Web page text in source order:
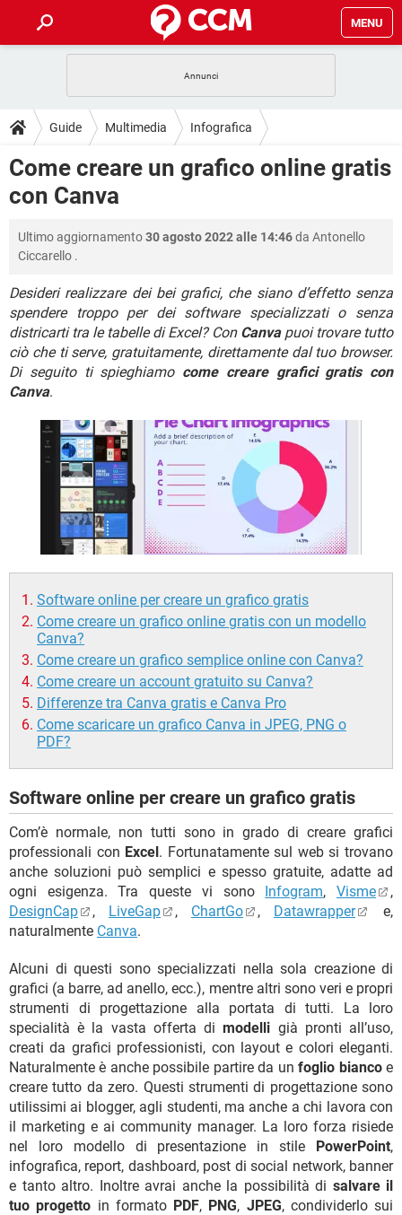
MENU
INTRATTENIMENTO ANDROID
iOS WINDOWS 10
INSTAGRAM
HARDWARE
GUIDE
COVID-19
INTRATTENIMENTO ANDROID
INSTAGRAM WHATSAPP
HARDWARE
DOWNLOAD
COVID-19
iOS
INSTAGRAM WHATSAPP
TIKTOK FACEBOOK
HARDWARE
FORUM
COVID-19 GAMING
iOS WINDOWS 10
INSTAGRAM WHATSAPP
TIKTOK FACEBOOK
HARDWARE
GLOSSARIO
COVID-19 GAMING
INTRATTENIMENTO ANDROID
iOS WINDOWS 10
INSTAGRAM WHATSAPP
HARDWARE
Guide Multimedia Infografica
Come creare un grafico online gratis
con Canva
Ultimo aggiornamento30 agosto 2022 alle 14:46da Antonello
Ciccarello .
Desideri realizzare dei bei grafici, che siano d’effetto senza
spendere troppo per dei software specializzati o senza
districarti tra le tabelle di Excel? Con Canvapuoi trovare tutto
ciò che ti serve, gratuitamente, direttamente dal tuo browser.
Di seguito ti spieghiamo come creare grafici gratis con
Canva.
Software online per creare un grafico gratis
Come creare un grafico online gratis con un modello
Canva?
Come creare un grafico semplice online con Canva?
Come creare un account gratuito su Canva?
Differenze tra Canva gratis e Canva Pro
Come scaricare un grafico Canva in JPEG, PNG o
PDF?
Software online per creare un grafico gratis
Com’è normale, non tutti sono in grado di creare grafici
professionali con Excel. Fortunatamente sul web si trovano
anche soluzioni può semplici e spesso gratuite, adatte ad
ogni esigenza. Tra queste vi sono Infogram,Visme
,
DesignCap
, LiveGap , ChartGo , Datawrapper
e,
naturalmente Canva.
Alcuni di questi sono specializzati nella sola creazione di
grafici (a barre, ad anello, ecc.), mentre altri sono veri e propri
strumenti di progettazione alla portata di tutti. La loro
specialità è la vasta offerta dimodelli già pronti all’uso,
creati da grafici professionisti, con layout e colori eleganti.
Naturalmente è anche possibile partire da unfoglio biancoe
creare tutto da zero. Questi strumenti di progettazione sono
utilissimi ai blogger, agli studenti, ma anche a chi lavora con
il marketing e ai community manager. La loro forza risiede
nel loro modello di presentazione in stile PowerPoint,
infografica, report, dashboard, post di social network, banner
e tanto altro. Inoltre avrai anche la possibilità di salvare il
tuo progetto in formato PDF, PNG, JPEG, condividerlo sui